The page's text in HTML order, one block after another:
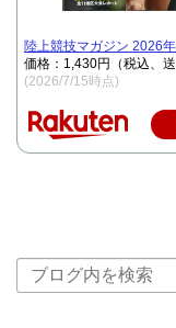
陸上競技マガジン 2026
価格：1,430円（税込、
(2026/7/15時点)